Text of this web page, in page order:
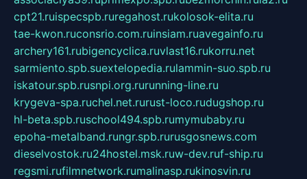
cpt21.ruispecspb.ruregahost.rukolosok-elita.ru
tae-kwon.ruconsrio.com.ruinsiam.ruavegainfo.ru
archery161.rubigencyclica.ruvlast16.rukorru.net
sarmiento.spb.suextelopedia.rulammin-suo.spb.ru
iskatour.spb.rusnpi.org.rurunning-line.ru
krygeva-spa.ruchel.net.rurust-loco.rudugshop.ru
hl-beta.spb.ruschool494.spb.rumymubaby.ru
epoha-metalband.rungr.spb.rurusgosnews.com
dieselvostok.ru24hostel.msk.ruw-dev.ruf-ship.ru
regsmi.rufilmnetwork.rumalinasp.rukinosvin.ru